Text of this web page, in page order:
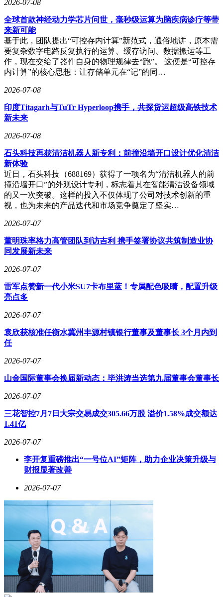
酒店场景的深度渗透，将服务触角延伸至职场人群、商旅人群
等多元用户，使碎片化时间转化为高品质养护时刻。这种转变
打破了时间与空间的限制，让推拿服务成为适配都市全场景、
全人群、全时段的民生康养选择，为行业增长注入新动能。
从“居家”到“全域”，东郊到家的探索为上门推拿行业提供了转
公、差旅的全维度服务网络，激活了多元化的市场潜力。未
来，随着场景精细化运营的持续深化，专业上门推拿有望进一
步融入都市生活，成为提升民生幸福感的重要力量。
2026-07-08
全球首款神经动力学芯片问世，毫秒级运算为脑疾病诊疗等带
来新可能
基于此，团队提出“可控存内计算”新范式，通俗地讲，原本需
要复杂数字电路反复执行的运算、缓存访问、数据搬运等工
作，现在交给了器件自身的物理规律去“跑”。 这便是“可控存
内计算”的核心思想：让存储单元在“记”的同…
2026-07-08
印度Titagarh与TuTr Hyperloop携手，共探货运超级高铁技术
新未来
2026-07-08
石头科技再获清洁机器人新专利：前撞沿墙开口设计优化清洁
新体验
近日，石头科技（688169）获得了一项名为“清洁机器人的前
撞沿墙开口”的外观设计专利，标志着其在智能清洁设备领域
的又一次突破。这样的投入不仅体现了公司对技术创新的重
视，也为未来的产品迭代和市场竞争奠定了坚实…
2026-07-07
董明珠率格力高管团队到访吉利 携手签署协议共筑制造业协
同发展新未来
2026-07-07
雷军点赞新一代小米SU7卡布里蓝！专属配色吸睛，配置升级
亮点多
2026-07-07
袁欣获核准任衡水冀州丰源村镇银行董事及董事长 3个月内到
任
2026-07-07
山金国际董事会换届新动态：毕洪涛当选第九届董事会董事长
2026-07-07
三花智控7月7日大宗交易成交305.66万股 溢价1.58%成交额达
1.41亿
2026-07-07
李开复重磅推出“一号位AI”矩阵，助力企业决策升级与
财报显著改善
2026-07-07